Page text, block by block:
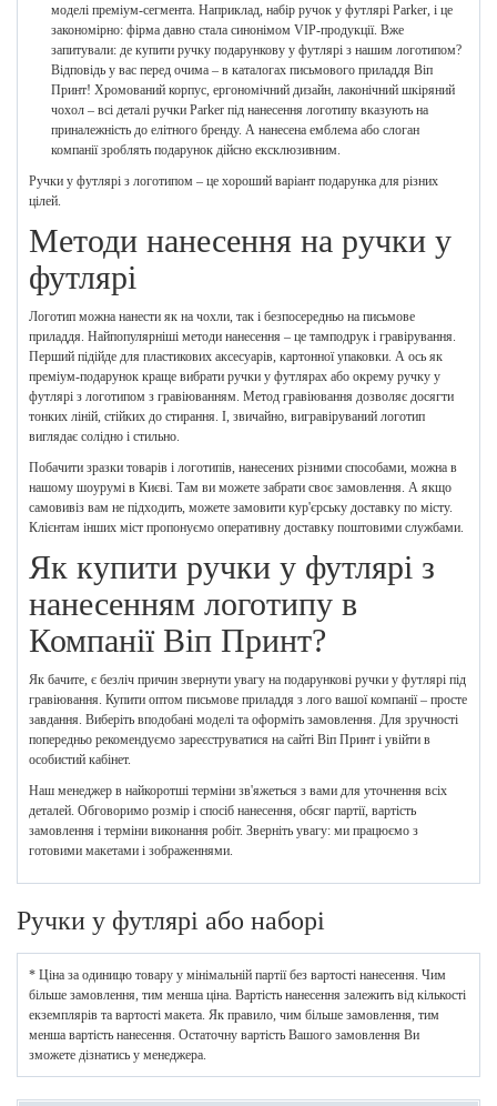
моделі преміум-сегмента. Наприклад, набір ручок у футлярі Parker, і це
закономірно: фірма давно стала синонімом VIP-продукції. Вже
запитували: де купити ручку подарункову у футлярі з нашим логотипом?
Відповідь у вас перед очима – в каталогах письмового приладдя Віп
Принт! Хромований корпус, ергономічний дизайн, лаконічний шкіряний
чохол – всі деталі ручки Parker під нанесення логотипу вказують на
приналежність до елітного бренду. А нанесена емблема або слоган
компанії зроблять подарунок дійсно ексклюзивним.
Ручки у футлярі з логотипом – це хороший варіант подарунка для різних
цілей.
Методи нанесення на ручки у
футлярі
Логотип можна нанести як на чохли, так і безпосередньо на письмове
приладдя. Найпопулярніші методи нанесення – це тамподрук і гравірування.
Перший підійде для пластикових аксесуарів, картонної упаковки. А ось як
преміум-подарунок краще вибрати ручки у футлярах або окрему ручку у
футлярі з логотипом з гравіюванням. Метод гравіювання дозволяє досягти
тонких ліній, стійких до стирання. І, звичайно, вигравіруваний логотип
виглядає солідно і стильно.
Побачити зразки товарів і логотипів, нанесених різними способами, можна в
нашому шоурумі в Києві. Там ви можете забрати своє замовлення. А якщо
самовивіз вам не підходить, можете замовити кур'єрську доставку по місту.
Клієнтам інших міст пропонуємо оперативну доставку поштовими службами.
Як купити ручки у футлярі з
нанесенням логотипу в
Компанії Віп Принт?
Як бачите, є безліч причин звернути увагу на подарункові ручки у футлярі під
гравіювання. Купити оптом письмове приладдя з лого вашої компанії – просте
завдання. Виберіть вподобані моделі та оформіть замовлення. Для зручності
попередньо рекомендуємо зареєструватися на сайті Віп Принт і увійти в
особистий кабінет.
Наш менеджер в найкоротші терміни зв'яжеться з вами для уточнення всіх
деталей. Обговоримо розмір і спосіб нанесення, обсяг партії, вартість
замовлення і терміни виконання робіт. Зверніть увагу: ми працюємо з
готовими макетами і зображеннями.
Ручки у футлярі або наборі
* Ціна за одиницю товару у мінімальній партії без вартості нанесення. Чим
більше замовлення, тим менша ціна. Вартість нанесення залежить від кількості
екземплярів та вартості макета. Як правило, чим більше замовлення, тим
менша вартість нанесення. Остаточну вартість Вашого замовлення Ви
зможете дізнатись у менеджера.